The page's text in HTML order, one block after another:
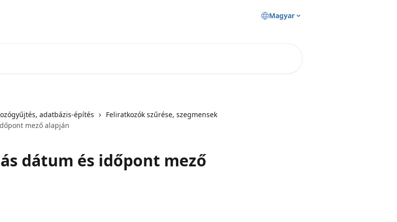
Magyar
adatbázis-építés
Feliratkozók szűrése, szegmensek
mező alapján
dátum és időpont mező